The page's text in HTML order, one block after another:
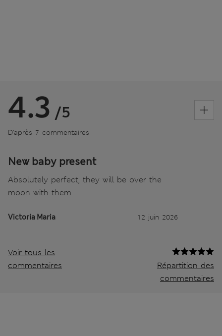
4.3 /5
D’après 7 commentaires
New baby present
Absolutely perfect, they will be over the
moon with them.
Victoria Maria 12 juin 2026
Voir tous les
commentaires
Répartition des
commentaires